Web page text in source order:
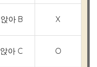
앉아 B X
앉아 C O